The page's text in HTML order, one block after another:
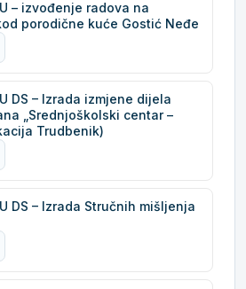
– izvođenje radova na
porodične kuće Gostić Neđe
DS – Izrada izmjene dijela
„Srednjoškolski centar –
Trudbenik)
DS – Izrada Stručnih mišljenja